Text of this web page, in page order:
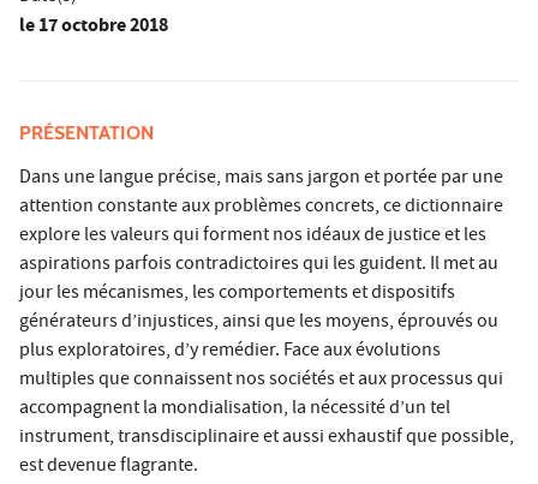
le17 octobre 2018
PRÉSENTATION
Dans une langue précise, mais sans jargon et portée par une
attention constante aux problèmes concrets, ce dictionnaire
explore les valeurs qui forment nos idéaux de justice et les
aspirations parfois contradictoires qui les guident. Il met au
jour les mécanismes, les comportements et dispositifs
générateurs d’injustices, ainsi que les moyens, éprouvés ou
plus exploratoires, d’y remédier. Face aux évolutions
multiples que connaissent nos sociétés et aux processus qui
accompagnent la mondialisation, la nécessité d’un tel
instrument, transdisciplinaire et aussi exhaustif que possible,
est devenue flagrante.